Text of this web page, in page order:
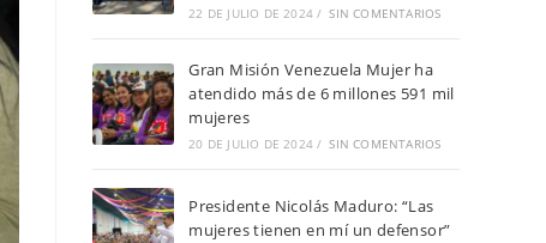
22 DE JULIO DE 2024 / SIN COMENTARIOS
Gran Misión Venezuela Mujer ha
atendido más de 6 millones 591 mil
mujeres
20 DE JULIO DE 2024 / SIN COMENTARIOS
Presidente Nicolás Maduro: “Las
mujeres tienen en mí un defensor”